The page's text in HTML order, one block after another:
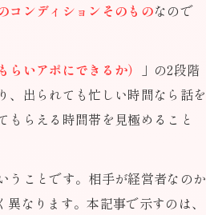
コンディションそのものなので
いアポにできるか）
」の2段階
、出られても忙しい時間なら話を
もらえる時間帯を見極めること
うことです。相手が経営者なのか
なります。本記事で示すのは、